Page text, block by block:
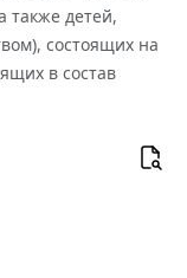
также детей,
состоящих на
в состав